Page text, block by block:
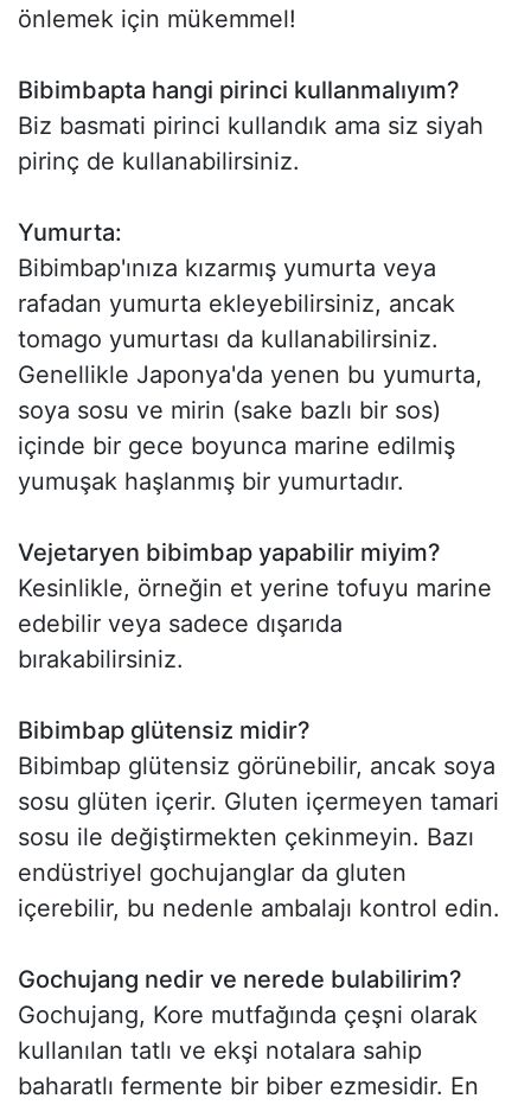
önlemek için mükemmel!
Bibimbapta hangi pirinci kullanmalıyım?
Biz basmati pirinci kullandık ama siz siyah
pirinç de kullanabilirsiniz.
Yumurta:
Bibimbap'ınıza kızarmış yumurta veya
rafadan yumurta ekleyebilirsiniz, ancak
tomago yumurtası da kullanabilirsiniz.
Genellikle Japonya'da yenen bu yumurta,
soya sosu ve mirin (sake bazlı bir sos)
içinde bir gece boyunca marine edilmiş
yumuşak haşlanmış bir yumurtadır.
Vejetaryen bibimbap yapabilir miyim?
Kesinlikle, örneğin et yerine tofuyu marine
edebilir veya sadece dışarıda
bırakabilirsiniz.
Bibimbap glütensiz midir?
Bibimbap glütensiz görünebilir, ancak soya
sosu glüten içerir. Gluten içermeyen tamari
sosu ile değiştirmekten çekinmeyin. Bazı
endüstriyel gochujanglar da gluten
içerebilir, bu nedenle ambalajı kontrol edin.
Gochujang nedir ve nerede bulabilirim?
Gochujang, Kore mutfağında çeşni olarak
kullanılan tatlı ve ekşi notalara sahip
baharatlı fermente bir biber ezmesidir. En